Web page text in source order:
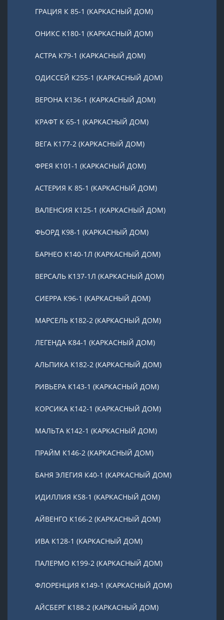
ГРАЦИЯ К 85-1 (КАРКАСНЫЙ ДОМ)
ОНИКС К180-1 (КАРКАСНЫЙ ДОМ)
АСТРА К79-1 (КАРКАСНЫЙ ДОМ)
ОДИССЕЙ К255-1 (КАРКАСНЫЙ ДОМ)
ВЕРОНА К136-1 (КАРКАСНЫЙ ДОМ)
КРАФТ К 65-1 (КАРКАСНЫЙ ДОМ)
ВЕГА К177-2 (КАРКАСНЫЙ ДОМ)
ФРЕЯ К101-1 (КАРКАСНЫЙ ДОМ)
АСТЕРИЯ К 85-1 (КАРКАСНЫЙ ДОМ)
ВАЛЕНСИЯ К125-1 (КАРКАСНЫЙ ДОМ)
ФЬОРД К98-1 (КАРКАСНЫЙ ДОМ)
БАРНЕО К140-1Л (КАРКАСНЫЙ ДОМ)
ВЕРСАЛЬ К137-1Л (КАРКАСНЫЙ ДОМ)
СИЕРРА К96-1 (КАРКАСНЫЙ ДОМ)
МАРСЕЛЬ К182-2 (КАРКАСНЫЙ ДОМ)
ЛЕГЕНДА К84-1 (КАРКАСНЫЙ ДОМ)
АЛЬПИКА К182-2 (КАРКАСНЫЙ ДОМ)
РИВЬЕРА К143-1 (КАРКАСНЫЙ ДОМ)
КОРСИКА К142-1 (КАРКАСНЫЙ ДОМ)
МАЛЬТА К142-1 (КАРКАСНЫЙ ДОМ)
ПРАЙМ К146-2 (КАРКАСНЫЙ ДОМ)
БАНЯ ЭЛЕГИЯ К40-1 (КАРКАСНЫЙ ДОМ)
ИДИЛЛИЯ К58-1 (КАРКАСНЫЙ ДОМ)
АЙВЕНГО К166-2 (КАРКАСНЫЙ ДОМ)
ИВА К128-1 (КАРКАСНЫЙ ДОМ)
ПАЛЕРМО К199-2 (КАРКАСНЫЙ ДОМ)
ФЛОРЕНЦИЯ К149-1 (КАРКАСНЫЙ ДОМ)
АЙСБЕРГ К188-2 (КАРКАСНЫЙ ДОМ)